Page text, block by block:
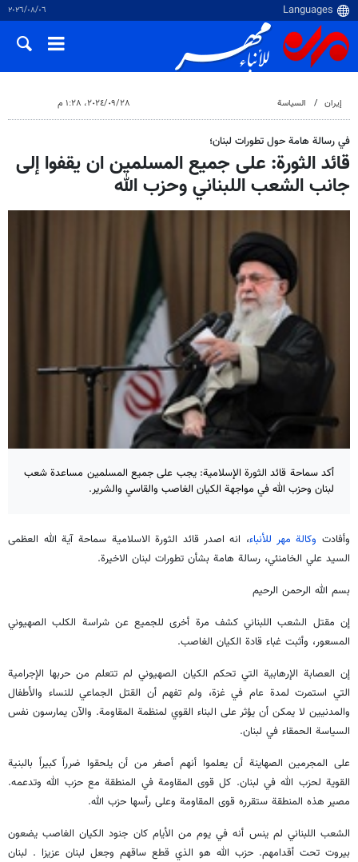
٠٦‏/٠٨‏/٢٠٢٦
إيران السياسة ٢٨‏/٠٩‏/٢٠٢٤، ١:٢٨ م
في رسالة هامة حول تطورات لبنان؛
قائد الثورة: على جميع المسلمين ان يقفوا إلى
جانب الشعب اللبناني وحزب الله
أكد سماحة قائد الثورة الإسلامية: يجب على جميع المسلمين مساعدة شعب
لبنان وحزب الله في مواجهة الكيان الغاصب والقاسي والشرير.
وأفادت وكالة مهر للأنباء، انه اصدر قائد الثورة الاسلامية سماحة آية الله العظمى
السيد علي الخامنئي، رسالة هامة بشأن تطورات لبنان الاخيرة.
بسم الله الرحمن الرحيم
إن مقتل الشعب اللبناني كشف مرة أخرى للجميع عن شراسة الكلب الصهيوني
المسعور، وأثبت غباء قادة الكيان الغاصب.
إن العصابة الإرهابية التي تحكم الكيان الصهيوني لم تتعلم من حربها الإجرامية
التي استمرت لمدة عام في غزة، ولم تفهم أن القتل الجماعي للنساء والأطفال
والمدنيين لا يمكن أن يؤثر على البناء القوي لمنظمة المقاومة. والآن يمارسون نفس
السياسة الحمقاء في لبنان.
على المجرمين الصهاينة أن يعلموا أنهم أصغر من أن يلحقوا ضرراً كبيراً بالبنية
القوية لحزب الله في لبنان. كل قوى المقاومة في المنطقة مع حزب الله وتدعمه.
مصير هذه المنطقة ستقرره قوى المقاومة وعلى رأسها حزب الله.
الشعب اللبناني لم ينس أنه في يوم من الأيام كان جنود الكيان الغاصب يضعون
بيروت تحت أقدامهم. حزب الله هو الذي قطع ساقهم وجعل لبنان عزيزا . لبنان